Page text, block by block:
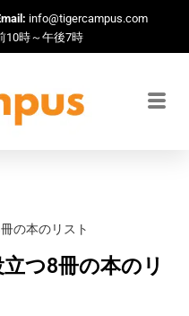
info@tigercampus.com
10時～午後7時
の本のリスト
つ8冊の本のリ